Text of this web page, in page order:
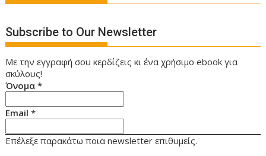
Subscribe to Our Newsletter
Με την εγγραφή σου κερδίζεις κι ένα χρήσιμο ebook για
σκύλους!
Όνομα*
Email*
Επέλεξε παρακάτω ποια newsletter επιθυμείς.